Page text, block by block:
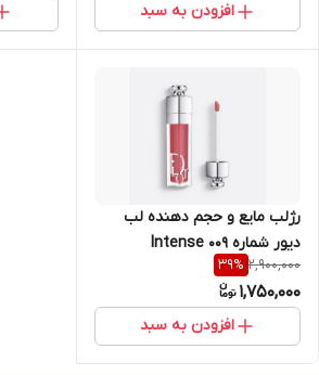
افزودن به سبد
رژلب مایع و حجم دهنده لب
دیور شماره 009 Intense
Rosewood
2,900,000
39%
1,750,000
افزودن به سبد